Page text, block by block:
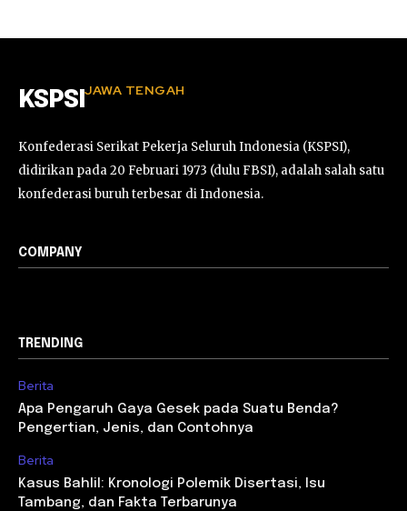
KSPSI JAWA TENGAH
Konfederasi Serikat Pekerja Seluruh Indonesia (KSPSI),
didirikan pada 20 Februari 1973 (dulu FBSI), adalah salah satu
konfederasi buruh terbesar di Indonesia.
COMPANY
TRENDING
Berita
Apa Pengaruh Gaya Gesek pada Suatu Benda?
Pengertian, Jenis, dan Contohnya
Berita
Kasus Bahlil: Kronologi Polemik Disertasi, Isu
Tambang, dan Fakta Terbarunya